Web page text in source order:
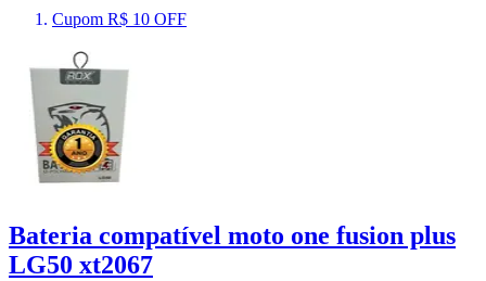
Cupom R$ 10 OFF
Bateria compatível moto one fusion plus
LG50 xt2067